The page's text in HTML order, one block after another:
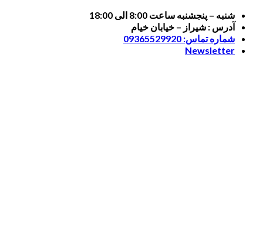
Skip
content
شنبه – پنجشنبه ساعت 8:00 الی 18:00
آدرس : شیراز – خیابان خیام
شماره تماس: 09365529920
Newsletter